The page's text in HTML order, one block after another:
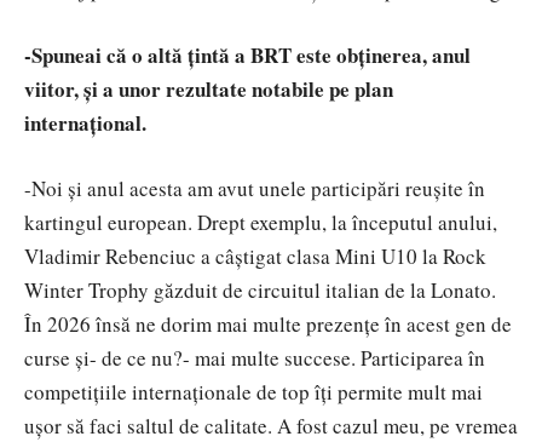
-Spuneai că o altă țintă a BRT este obținerea, anul
viitor, și a unor rezultate notabile pe plan
internațional.
-Noi și anul acesta am avut unele participări reușite în
kartingul european. Drept exemplu, la începutul anului,
Vladimir Rebenciuc a câștigat clasa Mini U10 la Rock
Winter Trophy găzduit de circuitul italian de la Lonato.
În 2026 însă ne dorim mai multe prezențe în acest gen de
curse și- de ce nu?- mai multe succese. Participarea în
competițiile internaționale de top îți permite mult mai
ușor să faci saltul de calitate. A fost cazul meu, pe vremea